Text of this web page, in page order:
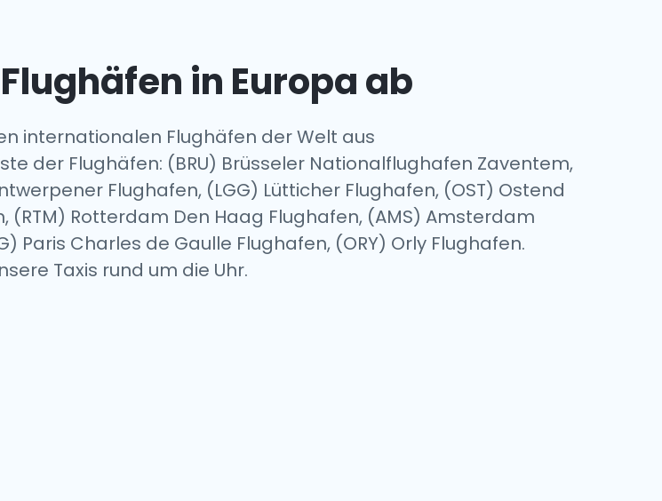
in Europa ab
internationalen Flughäfen der Welt aus
der Flughäfen: (BRU) Brüsseler Nationalflughafen Zaventem,
Flughafen, (LGG) Lütticher Flughafen, (OST) Ostend
(RTM) Rotterdam Den Haag Flughafen, (AMS) Amsterdam
Paris Charles de Gaulle Flughafen, (ORY) Orly Flughafen.
Taxis rund um die Uhr.